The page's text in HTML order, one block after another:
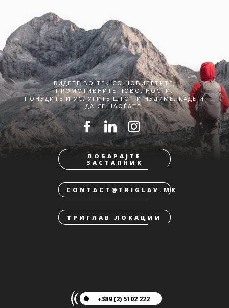
БИДЕТЕ ВО ТЕК СО НОВИТЕТИТЕ,
ПРОМОТИВНИТЕ ПОВОЛНОСТИ,
ПОНУДИТЕ И УСЛУГИТЕ ШТО ГИ НУДИМЕ. КАДЕ И
ДА СЕ НАОЃАТЕ.
ПОБАРАЈТЕ
ЗАСТАПНИК
CONTACT@TRIGLAV.MK
ТРИГЛАВ ЛОКАЦИИ
+389 (2) 5102 222